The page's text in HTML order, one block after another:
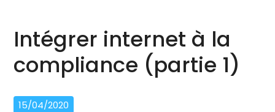
Intégrer internet à la
compliance (partie 1)
15/04/2020